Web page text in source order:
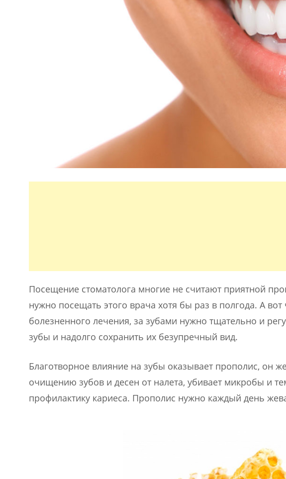
Посещение стоматолога многие не считают приятной
нужно посещать этого врача хотя бы раз в полгода. А
болезненного лечения, за зубами нужно тщательно и
зубы и надолго сохранить их безупречный вид.
Благотворное влияние на зубы оказывает прополис, он
очищению зубов и десен от налета, убивает микробы и
профилактику кариеса. Прополис нужно каждый день